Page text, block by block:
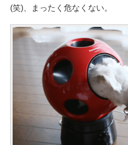
(笑)、まったく危なくない。